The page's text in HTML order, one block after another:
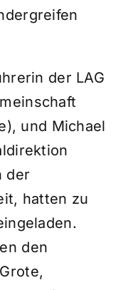
der LAG
und Michael
der
hatten zu
den